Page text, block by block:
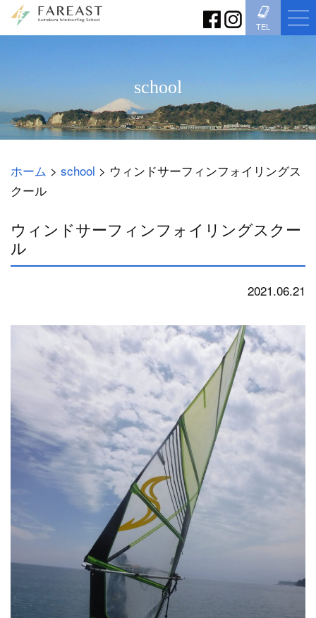
TEL
school
ホーム > school > ウィンドサーフィンフォイリングス
クール
ウィンドサーフィンフォイリングスクー
ル
2021.06.21